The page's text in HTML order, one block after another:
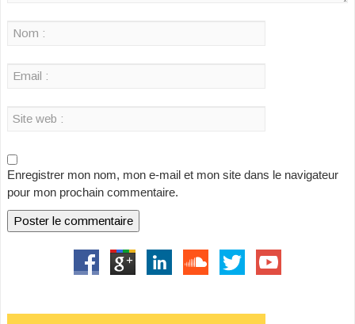
Enregistrer mon nom, mon e-mail et mon site dans le navigateur
pour mon prochain commentaire.